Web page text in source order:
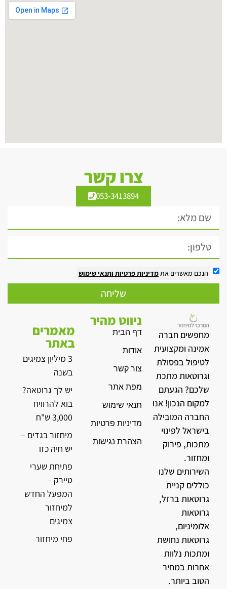
צרו קשר
053-3413894
הנכם מאשרים אתמדיניות פרטיות ותנאי שימוש
שליחה
מחפשים חברה
אמינה ומקצועית
לטיפול בפסולת
וגרוטאות מתכת
שלכם? הגעתם
למקום הנכון! אנו
החברה המובילה
בישראל לפינוי
מתכות, פירוק
ומחזור.
השירותים שלנו
כוללים קניית
גרוטאות ברזל,
גרוטאות
אלומיניום,
גרוטאות נחושת
ומתכות נלוות
אחרות במחיר
הטוב ביותר.
ניווט מהיר
דף הבית
אודות
צור קשר
מפת אתר
תנאי שימוש
מדיניות פרטיות
הצהרת נגישות
מאמרים
באתר
3 מיליון צמיגים
בשנה
יש לך גרוטאה?
בוא להרוויח
3,000 ש"ח
מיחזור בגדים –
יש חיה כזו
פתיחת שערי
טיירק –
המפעל החדש
למיחזור
צמיגים
פחי מיחזור